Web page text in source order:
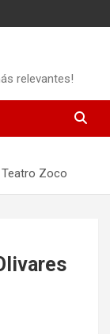
relevantes!
Zoco